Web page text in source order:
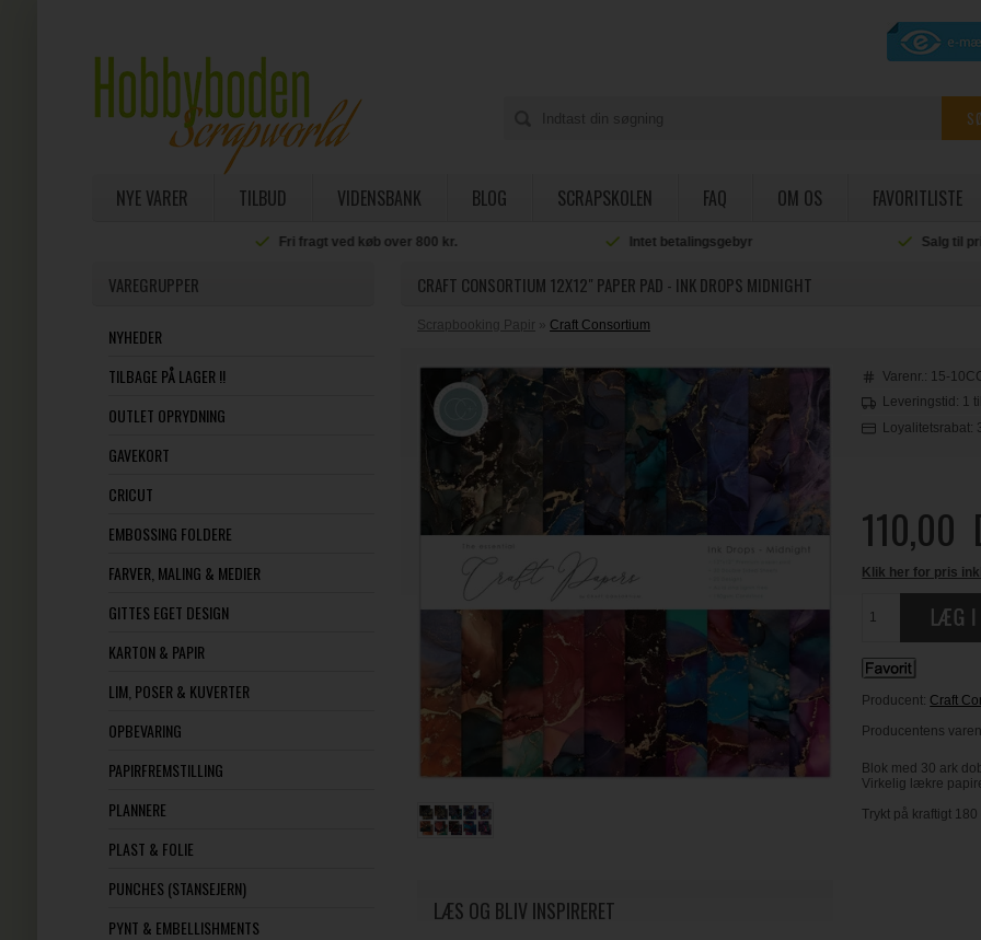
NYE VARER TILBUD VIDENSBANK BLOG SCRAPSKOLEN FAQ OM OS FAVORITLISTE
Fri fragt ved køb over 800 kr. Intet betalingsgebyr Salg til private og
VAREGRUPPER
NYHEDER
TILBAGE PÅ LAGER !!
OUTLET OPRYDNING
GAVEKORT
CRICUT
EMBOSSING FOLDERE
FARVER, MALING & MEDIER
GITTES EGET DESIGN
KARTON & PAPIR
LIM, POSER & KUVERTER
OPBEVARING
PAPIRFREMSTILLING
PLANNERE
PLAST & FOLIE
PUNCHES (STANSEJERN)
PYNT & EMBELLISHMENTS
CRAFT CONSORTIUM 12X12" PAPER PAD - INK DROPS MIDNIGHT
Scrapbooking Papir » Craft Consortium
Varenr.: 15-
Leveringstid: 1
Loyalitetsrabat:
110,00
Klik her for pris
Producent: Craft
Producentens
Blok med 30 ark
Virkelig lækre
Trykt på kraftigt 180
LÆS OG BLIV INSPIRERET